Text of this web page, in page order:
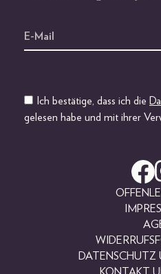
Ich bestätige, dass ich die
gelesen habe und mit ihrer
DATENSCHUTZ